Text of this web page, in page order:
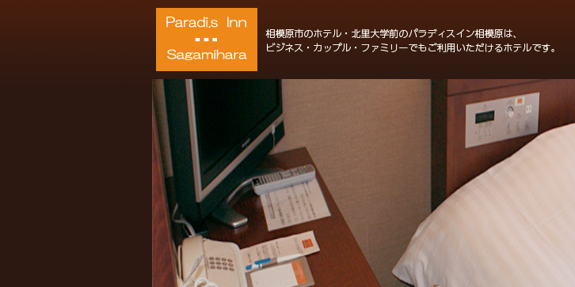
パラディスイン相模
原 【公式】
相模原市のホテル・北里大学前のパラディスイン相模原は、ビジネ
ス・カップル・ファミリーでもご利用いただけるホテルです。